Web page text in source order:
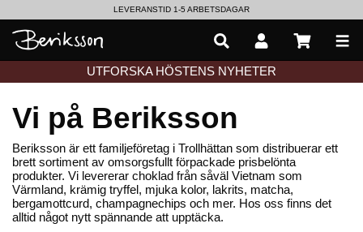
LEVERANSTID 1-5 ARBETSDAGAR
UTFORSKA HÖSTENS NYHETER
Vi på Beriksson
Beriksson är ett familjeföretag i Trollhättan som distribuerar ett
brett sortiment av omsorgsfullt förpackade prisbelönta
produkter. Vi levererar choklad från såväl Vietnam som
Värmland, krämig tryffel, mjuka kolor, lakrits, matcha,
bergamottcurd, champagnechips och mer. Hos oss finns det
alltid något nytt spännande att upptäcka.